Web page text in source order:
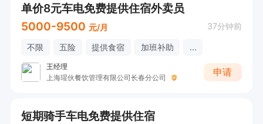
单价8元车电免费提供住宿外卖员
5000-9500 元/月 37分钟前
不限 五险 提供食宿 加班补助 ...
王经理
上海瑆伙餐饮管理有限公司长春分公司
申请
短期骑手车电免费提供住宿